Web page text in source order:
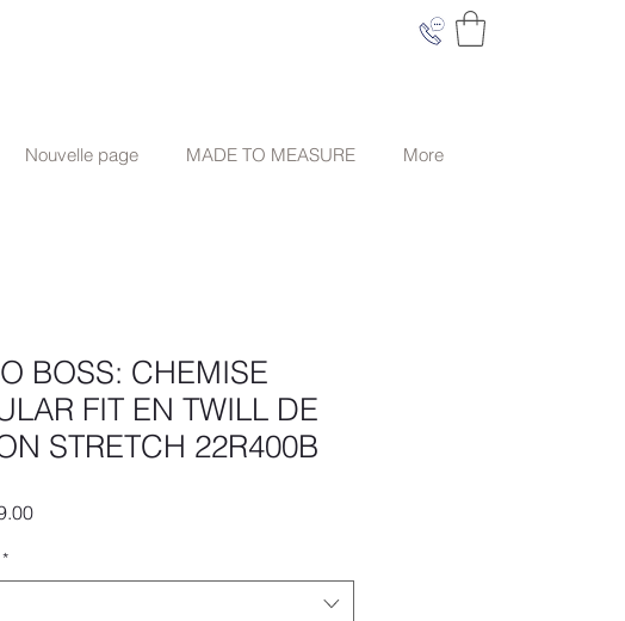
Nouvelle page MADE TO MEASURE More
BOSS: CHEMISE
FIT EN TWILL DE
STRETCH 22R400B
Price
*